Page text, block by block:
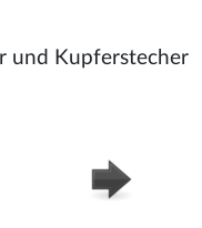
und Kupferstecher